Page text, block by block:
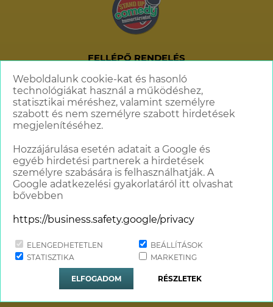
Weboldalunk cookie-kat és hasonló
technológiákat használ a működéshez,
statisztikai méréshez, valamint személyre
szabott és nem személyre szabott hirdetések
megjelenítéséhez.
Hozzájárulása esetén adatait a Google és
egyéb hirdetési partnerek a hirdetések
személyre szabására is felhasználhatják. A
Google adatkezelési gyakorlatáról itt olvashat
bővebben
https://business.safety.google/privacy
ELENGEDHETETLEN
BEÁLLÍTÁSOK
STATISZTIKA
MARKETING
ELFOGADOM RÉSZLETEK
FELLÉPŐ RENDELÉS
+36 70 621 6606
info@standupcomedy.hu
Minden jog fenntartva © 2018 - 2026
Website & Design by
TGweb.hu